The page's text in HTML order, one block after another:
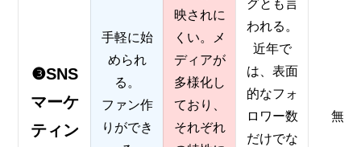
❸SNS
マーケ
ティン
手軽に始
められ
る。
ファン作
りができ
映されに
くい。メ
ディアが
多様化し
ており、
それぞれ
グとも言
われる。
近年で
は、表面
的なフォ
ロワー数
だけでな
無料